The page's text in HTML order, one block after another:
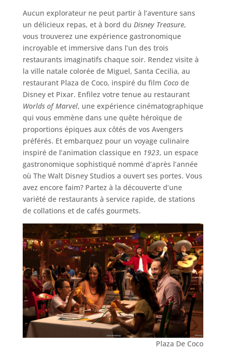
Aucun explorateur ne peut partir à l’aventure sans
un délicieux repas, et à bord du Disney Treasure,
vous trouverez une expérience gastronomique
incroyable et immersive dans l’un des trois
restaurants imaginatifs chaque soir. Rendez visite à
la ville natale colorée de Miguel, Santa Cecilia, au
restaurant Plaza de Coco, inspiré du film Cocode
Disney et Pixar. Enfilez votre tenue au restaurant
Worlds of Marvel, une expérience cinématographique
qui vous emmène dans une quête héroïque de
proportions épiques aux côtés de vos Avengers
préférés. Et embarquez pour un voyage culinaire
inspiré de l’animation classique en 1923, un espace
gastronomique sophistiqué nommé d’après l’année
où The Walt Disney Studios a ouvert ses portes. Vous
avez encore faim? Partez à la découverte d’une
variété de restaurants à service rapide, de stations
de collations et de cafés gourmets.
Plaza De Coco